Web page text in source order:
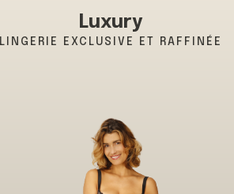
Luxury
LINGERIE EXCLUSIVE ET RAFFINÉE